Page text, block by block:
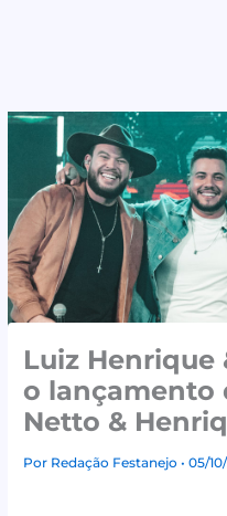
Luiz Henrique
o lançamento
Netto &
Por Redação Festanejo• 05/